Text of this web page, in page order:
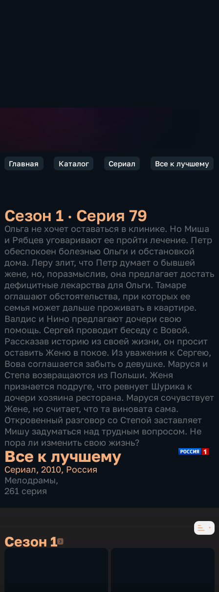
Главная Каталог Сериал Все к лучшему
Сезон 1 · Серия 79
Ольга не хочет оставаться в клинике. Но Миша
и Рябцев уговаривают ее пройти лечение. Петр
обеспокоен болезнью Ольги и обстановкой
дома. Леру злит, что Петр думает о бывшей
жене, но, поразмыслив, она предлагает достать
дефицитные лекарства для Ольги. Тамаре
оглашают обстоятельства, при которых ее
семья может дальше проживать в квартире.
Валдис и Нино предлагают дочери свою
помощь. Сергей проводит беседу с Вовой.
Рассказав историю из своей жизни, он просит
оставить Женю в покое. Из уважения к Сергею,
Вова соглашается забыть о девушке. Маруся и
Степа возвращаются из Польши. Женя
признается подруге, что ревнует Шурика к
дочери хозяина ресторана. Маруся сочувствует
Жене, но считает, что та виновата сама.
Откровенный разговор со Степой заставляет
Мишу задуматься над трудным вопросом. Не
пора ли изменить свою жизнь?
Все к лучшему
Сериал,2010, Россия
Мелодрамы,
261 серия
Сезон 1Сезон 1